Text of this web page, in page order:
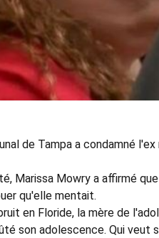
de Tampa a condamné
Marissa Mowry a affirmé
qu'elle mentait.
en Floride, la mère de
son adolescence. Qui veut